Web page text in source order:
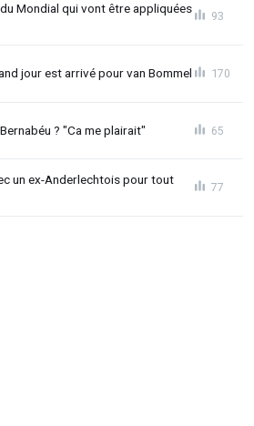
Mondial qui vont être appliquées
93
jour est arrivé pour van Bommel 170
? "Ca me plairait" 65
un ex-Anderlechtois pour tout
77